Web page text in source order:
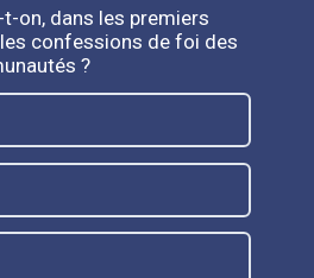
on, dans les premiers
les confessions de foi des
?